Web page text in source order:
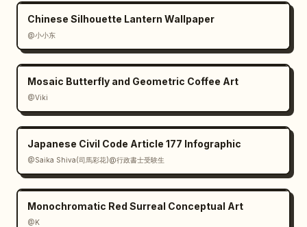
Chinese Silhouette Lantern Wallpaper
@小小东
Mosaic Butterfly and Geometric Coffee Art
@Viki
Japanese Civil Code Article 177 Infographic
@Saika Shiva(司馬彩花)@行政書士受験生
Monochromatic Red Surreal Conceptual Art
@K